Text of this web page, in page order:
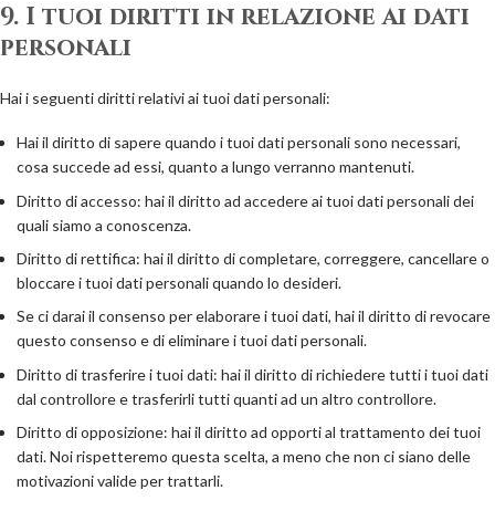
9. I tuoi diritti in relazione ai dati
personali
Hai i seguenti diritti relativi ai tuoi dati personali:
Hai il diritto di sapere quando i tuoi dati personali sono necessari,
cosa succede ad essi, quanto a lungo verranno mantenuti.
Diritto di accesso: hai il diritto ad accedere ai tuoi dati personali dei
quali siamo a conoscenza.
Diritto di rettifica: hai il diritto di completare, correggere, cancellare o
bloccare i tuoi dati personali quando lo desideri.
Se ci darai il consenso per elaborare i tuoi dati, hai il diritto di revocare
questo consenso e di eliminare i tuoi dati personali.
Diritto di trasferire i tuoi dati: hai il diritto di richiedere tutti i tuoi dati
dal controllore e trasferirli tutti quanti ad un altro controllore.
Diritto di opposizione: hai il diritto ad opporti al trattamento dei tuoi
dati. Noi rispetteremo questa scelta, a meno che non ci siano delle
motivazioni valide per trattarli.